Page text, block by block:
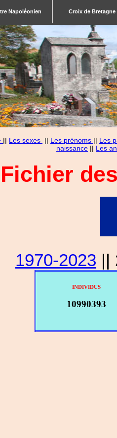
Napoléonien Croix de Bretagne
|| Les sexes || Les prénoms || Les
naissance || Les
Fichier
1970-2023 ||
INDIVIDUS
10990393